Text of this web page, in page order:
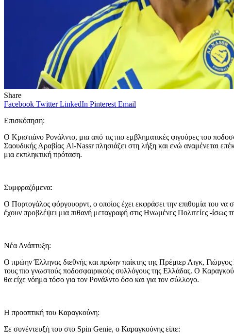
Share
Facebook Twitter LinkedIn Pinterest Email
Επισκόπηση:
Ο Κριστιάνο Ρονάλντο, μια από τις πιο εμβληματικές φιγούρες του
Σαουδικής Αραβίας Al-Nassr πλησιάζει στη λήξη και ενώ αναμένεται
μια εκπληκτική πρόταση.
Συμφραζόμενα:
Ο Πορτογάλος φόργουορντ, ο οποίος έχει εκφράσει την επιθυμία του
έχουν προβλέψει μια πιθανή μεταγραφή στις Ηνωμένες Πολιτείες -
Νέα Ανάπτυξη:
Ο πρώην Έλληνας διεθνής και πρώην παίκτης της Πρέμιερ Λιγκ,
τους πιο γνωστούς ποδοσφαιρικούς συλλόγους της Ελλάδας. Ο
θα είχε νόημα τόσο για τον Ρονάλντο όσο και για τον σύλλογο.
Η προοπτική του Καραγκούνη:
Σε συνέντευξή του στο Spin Genie, ο Καραγκούνης είπε: